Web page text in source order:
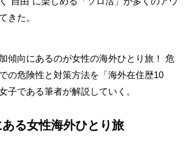
きた。
傾向にあるのが女性の海外ひとり旅！ 危
の危険性と対策方法を「海外在住歴10
子である筆者が解説していく。
る女性海外ひとり旅